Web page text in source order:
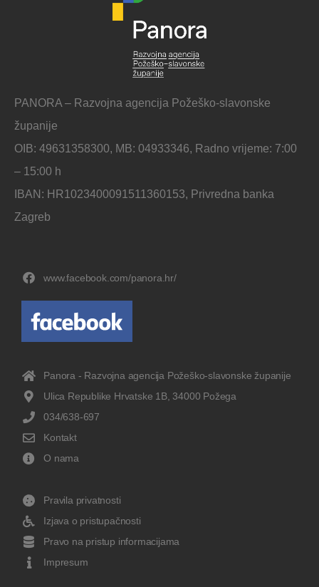
PANORA – Razvojna agencija Požeško-slavonske
županije
OIB: 49631358300, MB: 04933346, Radno vrijeme: 7:00
– 15:00 h
IBAN: HR1023400091511360153, Privredna banka
Zagreb
www.facebook.com/panora.hr/
Panora - Razvojna agencija Požeško-slavonske županije
Ulica Republike Hrvatske 1B, 34000 Požega
034/638-697
Kontakt
O nama
Pravila privatnosti
Izjava o pristupačnosti
Pravo na pristup informacijama
Impresum